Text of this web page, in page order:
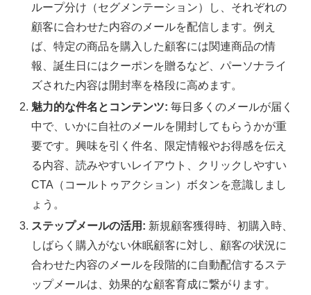
ループ分け（セグメンテーション）し、それぞれの
顧客に合わせた内容のメールを配信します。例え
ば、特定の商品を購入した顧客には関連商品の情
報、誕生日にはクーポンを贈るなど、パーソナライ
ズされた内容は開封率を格段に高めます。
魅力的な件名とコンテンツ: 毎日多くのメールが届く
中で、いかに自社のメールを開封してもらうかが重
要です。興味を引く件名、限定情報やお得感を伝え
る内容、読みやすいレイアウト、クリックしやすい
CTA（コールトゥアクション）ボタンを意識しまし
ょう。
ステップメールの活用: 新規顧客獲得時、初購入時、
しばらく購入がない休眠顧客に対し、顧客の状況に
合わせた内容のメールを段階的に自動配信するステ
ップメールは、効果的な顧客育成に繋がります。